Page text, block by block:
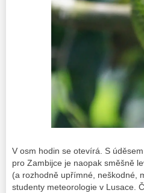
V osm hodin se otevírá. S
pro Zambijce je naopak směšně
(a rozhodně upřímné, neškodné,
studenty meteorologie v Lusace.